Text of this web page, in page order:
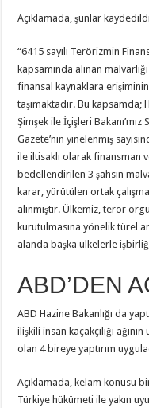
Açıklamada, şunlar
“6415 sayılı Terörizmin
kapsamında alınan
finansal kaynaklara
taşımaktadır. Bu kapsamda;
Şimşek ile İçişleri Bakanı’mız
Gazete’nin yinelenmiş
ile iltisaklı olarak finansman
bedellendirilen 3 şahsın
karar, yürütülen ortak
alınmıştır. Ülkemiz, terör
kurutulmasına yönelik türel
alanda başka ülkelerle
ABD’DEN
ABD Hazine Bakanlığı da
ilişkili insan kaçakçılığı
olan 4 bireye yaptırım
Açıklamada, kelam konusu
Türkiye hükümeti ile yakın